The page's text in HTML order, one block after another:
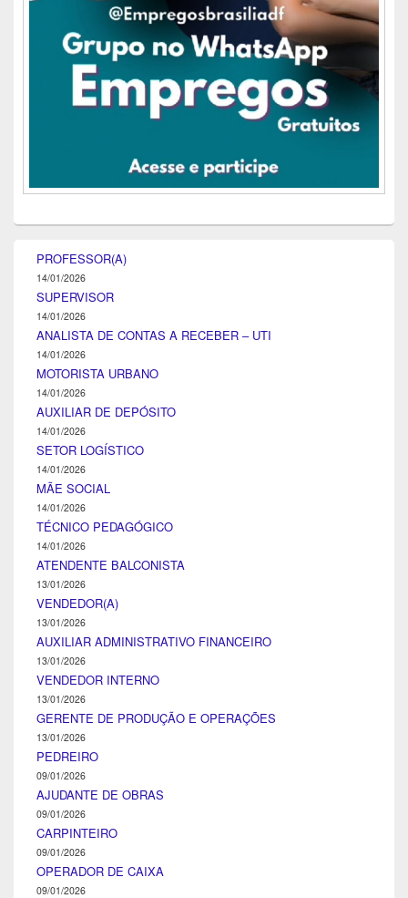
PROFESSOR(A)
14/01/2026
SUPERVISOR
14/01/2026
ANALISTA DE CONTAS A RECEBER – UTI
14/01/2026
MOTORISTA URBANO
14/01/2026
AUXILIAR DE DEPÓSITO
14/01/2026
SETOR LOGÍSTICO
14/01/2026
MÃE SOCIAL
14/01/2026
TÉCNICO PEDAGÓGICO
14/01/2026
ATENDENTE BALCONISTA
13/01/2026
VENDEDOR(A)
13/01/2026
AUXILIAR ADMINISTRATIVO FINANCEIRO
13/01/2026
VENDEDOR INTERNO
13/01/2026
GERENTE DE PRODUÇÃO E OPERAÇÕES
13/01/2026
PEDREIRO
09/01/2026
AJUDANTE DE OBRAS
09/01/2026
CARPINTEIRO
09/01/2026
OPERADOR DE CAIXA
09/01/2026